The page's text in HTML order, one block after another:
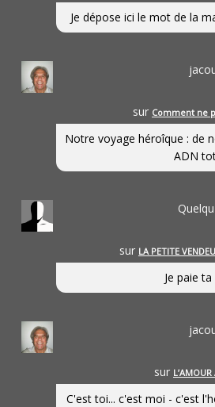
Je dépose ici le mot de la
sur Comment ne
Notre voyage héroîque : de
ADN
sur LA PETITE
Je paie ta
sur
C'est toi... c'est moi - c'est